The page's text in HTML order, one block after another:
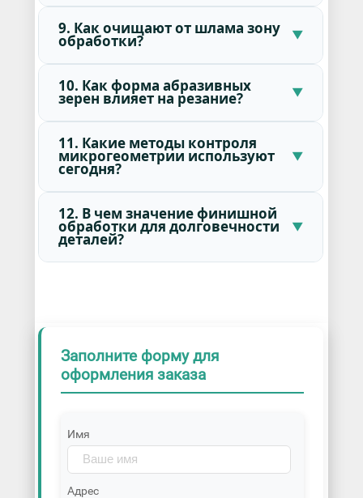
9. Как очищают от шлама зону
обработки?
10. Как форма абразивных
зерен влияет на резание?
11. Какие методы контроля
микрогеометрии используют
сегодня?
12. В чем значение финишной
обработки для долговечности
деталей?
Заполните форму для
оформления заказа
Имя
Адрес